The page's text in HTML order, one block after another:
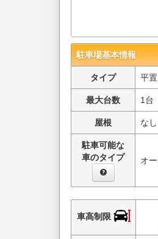
駐車場基本情報
タイプ 平置
最大台数 1台
屋根 なし
駐車可能な
車のタイプ
オ
車高制限